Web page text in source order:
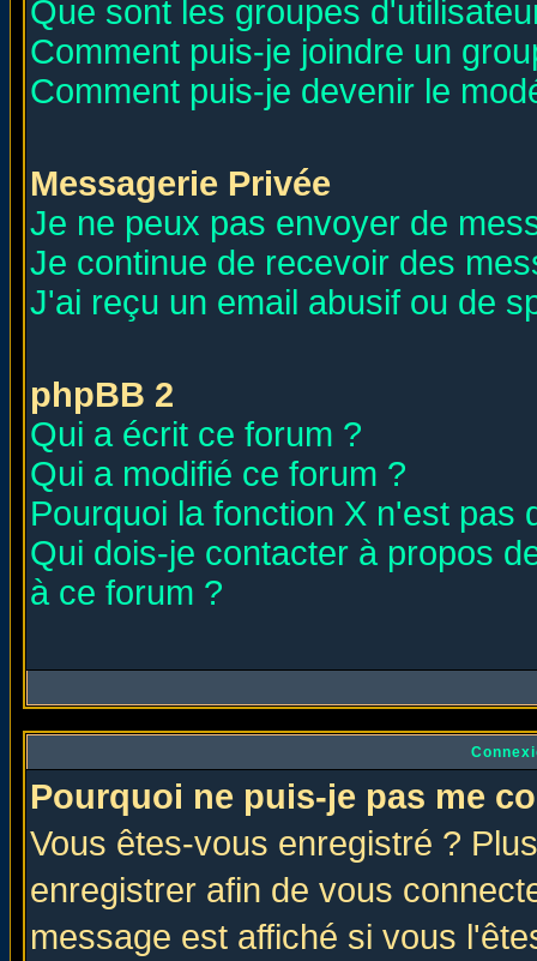
Que sont les groupes
Comment puis-je joindre un
Comment puis-je devenir le
Messagerie Privée
Je ne peux pas envoyer de
Je continue de recevoir des
J'ai reçu un email abusif ou de
phpBB 2
Qui a écrit ce forum ?
Qui a modifié ce forum ?
Pourquoi la fonction X n'est pas
Qui dois-je contacter à propos
à ce forum ?
Pourquoi ne puis-je pas me
Vous êtes-vous enregistré ?
enregistrer afin de vous
message est affiché si vous